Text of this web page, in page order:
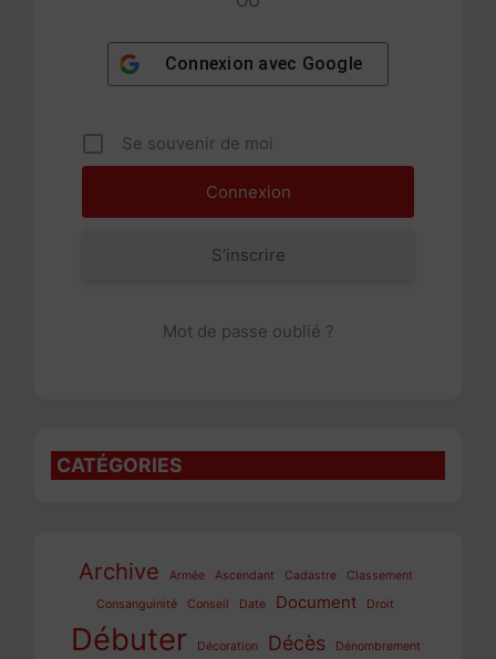
Connexion avec Google
Se souvenir de moi
S’inscrire
Mot de passe oublié ?
CATÉGORIES
Archive Armée Ascendant Cadastre
Classement
Consanguinité
Conseil Date Document Droit
Débuter Décoration Décès Dénombrement